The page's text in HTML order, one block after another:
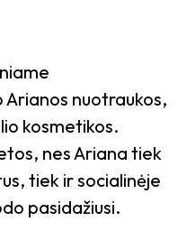
nuotraukos,
kosmetikos.
nes Ariana tiek
tiek ir socialinėje
pasidažiusi.